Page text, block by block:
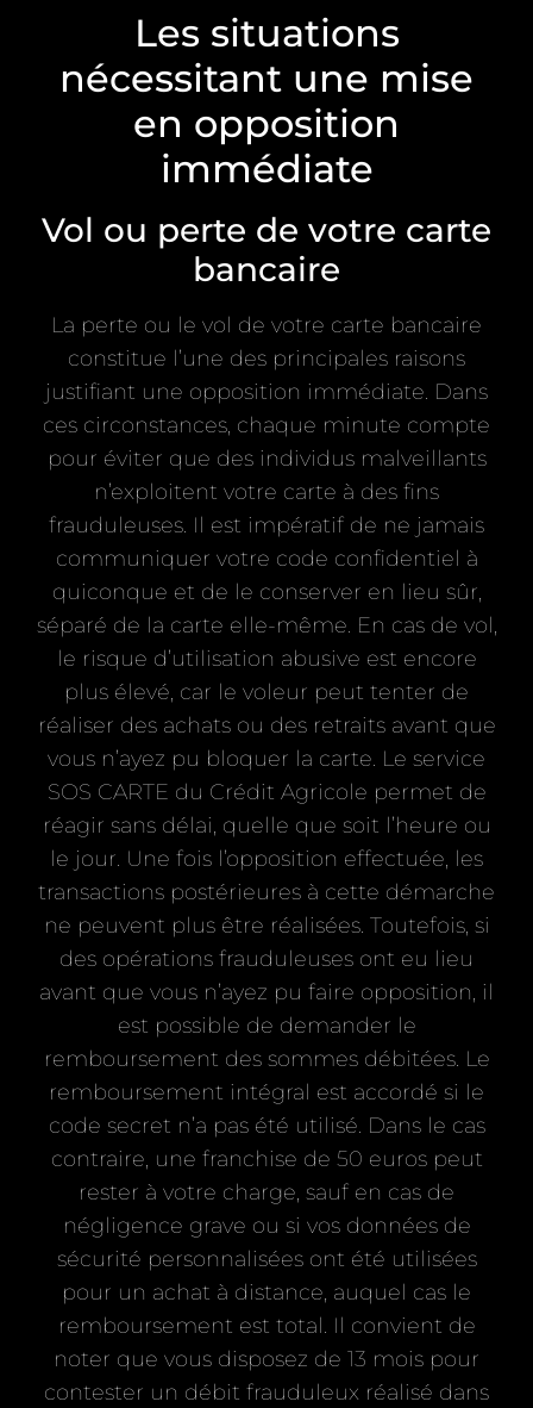
Les situations
nécessitant une mise
en opposition
immédiate
Vol ou perte de votre carte
bancaire
La perte ou le vol de votre carte bancaire
constitue l’une des principales raisons
justifiant une opposition immédiate. Dans
ces circonstances, chaque minute compte
pour éviter que des individus malveillants
n’exploitent votre carte à des fins
frauduleuses. Il est impératif de ne jamais
communiquer votre code confidentiel à
quiconque et de le conserver en lieu sûr,
séparé de la carte elle-même. En cas de vol,
le risque d’utilisation abusive est encore
plus élevé, car le voleur peut tenter de
réaliser des achats ou des retraits avant que
vous n’ayez pu bloquer la carte. Le service
SOS CARTE du Crédit Agricole permet de
réagir sans délai, quelle que soit l’heure ou
le jour. Une fois l’opposition effectuée, les
transactions postérieures à cette démarche
ne peuvent plus être réalisées. Toutefois, si
des opérations frauduleuses ont eu lieu
avant que vous n’ayez pu faire opposition, il
est possible de demander le
remboursement des sommes débitées. Le
remboursement intégral est accordé si le
code secret n’a pas été utilisé. Dans le cas
contraire, une franchise de 50 euros peut
rester à votre charge, sauf en cas de
négligence grave ou si vos données de
sécurité personnalisées ont été utilisées
pour un achat à distance, auquel cas le
remboursement est total. Il convient de
noter que vous disposez de 13 mois pour
contester un débit frauduleux réalisé dans